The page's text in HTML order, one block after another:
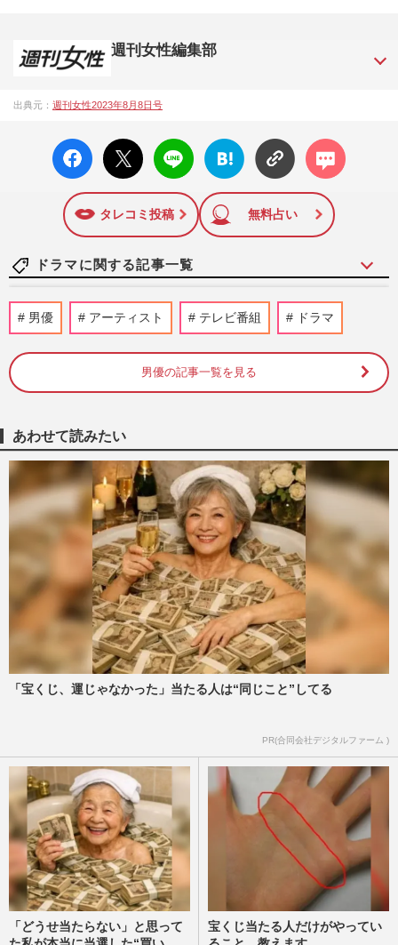
週刊女性編集部
シップや事件、皇室の話題、感動ドキュメント、美容・健
12日号で「眞子さま嫁ぎ先の“義母”が抱える400万円超の“借金
トラブル”」報道をスクープ。この一報から約2か月後、宮内庁
は結婚延期を発表。同記事は2018年の「編集者が選ぶ雑誌ジ
ャーナリズム賞」大賞を受賞した。毎週火曜日発売。
出典元： 週刊女性2023年8月8日号
facebo
ok い
X ポス
ト
LINE
はてな
ブック
に追加
コメン
ト
タレコミ投稿 無料占い
ドラマに関する記事一覧
《堺雅人のドラマ「当たり役」ランキン
グ》新シーズン開始の『VIVANT』を抑え
週刊女性2026年8月11日号 4時間前
秘密組織“別班”はフィクション？専門家は
「工作活動は必要」リアル…
週刊女性2026年8月18日・25日号
TBS日曜劇場『VIVANT』、県内各地でロ
ケが行われた岐阜県がカギを握る？聖地巡
礼の注意点を岐阜県観光企画…
週刊女性PRIME
ニトリの「Nクールおじさん」清水伸が朝
ドラ『風、薫る』だけじゃな『マイ・フィ
クション』『告白』で怪演…
週刊女性PRIME
蒼井優主演・TBSドラマ『Tシャツが乾く
線を画している」散りばめ…
週刊女性2026年8月18日・25日号 2026/8/7
男優 アーティスト テレビ番組 ドラマ
男優の記事一覧を見る
あわせて読みたい
「宝くじ、運じゃなかった」当たる人は“同じこと”してる
PR(合同会社デジタルファーム )
「どうせ当たらない」と思って
宝くじ当たる人だけがやってい